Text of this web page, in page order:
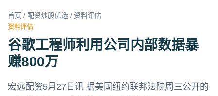
首页 / 配资炒股优选 / 资料评估
资料评估
谷歌工程师利用公司内部数据暴
赚800万
宏远配资5月27日讯 据美国纽约联邦法院周三公开的